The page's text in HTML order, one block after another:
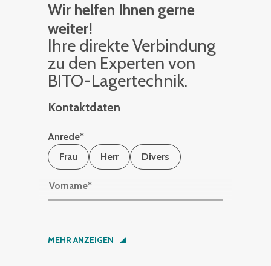
Wir helfen Ihnen gerne
weiter!
Ihre di­rek­te Ver­bin­dung
zu den Ex­per­ten von
BITO-La­ger­tech­nik.
Kontaktdaten
Anrede*
Frau
Herr Divers
Vorname*
Nachname*
MEHR ANZEIGEN